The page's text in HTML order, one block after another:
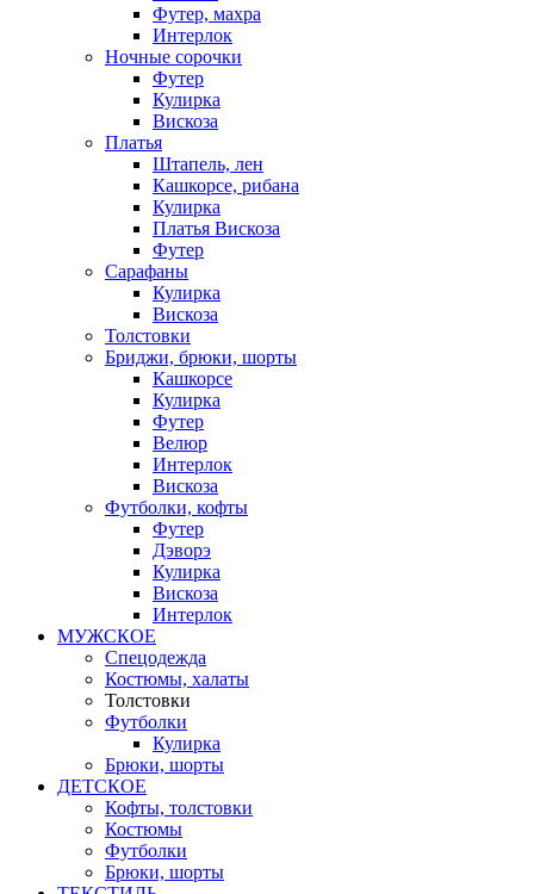
Футер, махра
Интерлок
Ночные сорочки
Футер
Кулирка
Вискоза
Платья
Штапель, лен
Кашкорсе, рибана
Кулирка
Платья Вискоза
Футер
Сарафаны
Кулирка
Вискоза
Толстовки
Бриджи, брюки, шорты
Кашкорсе
Кулирка
Футер
Велюр
Интерлок
Вискоза
Футболки, кофты
Футер
Дэворэ
Кулирка
Вискоза
Интерлок
МУЖСКОЕ
Спецодежда
Костюмы, халаты
Толстовки
Футболки
Кулирка
Брюки, шорты
ДЕТСКОЕ
Кофты, толстовки
Костюмы
Футболки
Брюки, шорты